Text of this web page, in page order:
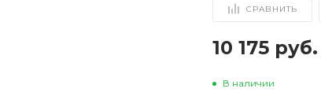
СРАВНИТЬ
10 175 руб.
В наличии